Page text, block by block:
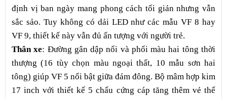
định vị ban ngày mang phong cách tối giản nhưng vẫn
sắc sảo. Tuy không có dải LED như các mẫu VF 8 hay
VF 9, thiết kế này vẫn đủ ấn tượng với người trẻ.
Thân xe: Đường gân dập nổi và phối màu hai tông thời
thượng (16 tùy chọn màu ngoại thất, 10 mẫu sơn hai
tông) giúp VF 5 nổi bật giữa đám đông. Bộ mâm hợp kim
17 inch với thiết kế 5 chấu cứng cáp tăng thêm vẻ thể